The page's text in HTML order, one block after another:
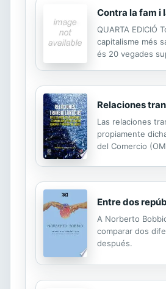
Contra la fam i
QUARTA
capitalisme més
és 20 vegades
Relaciones
Las relaciones
propiamente
del Comercio
Entre dos
A Norberto
comparar dos
después.